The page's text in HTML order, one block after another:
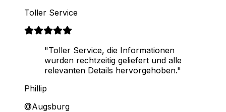
Toller Service
"Toller Service, die Informationen
wurden rechtzeitig geliefert und alle
relevanten Details hervorgehoben."
Phillip
@Augsburg